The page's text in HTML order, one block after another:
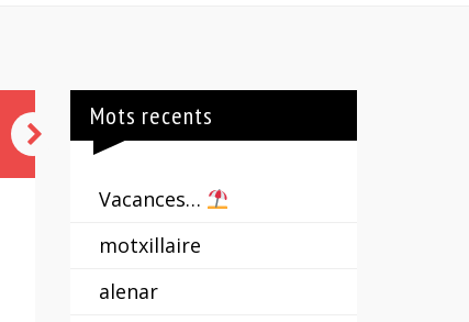
tamborinada
Mots recents
Vacances…
motxillaire
alenar